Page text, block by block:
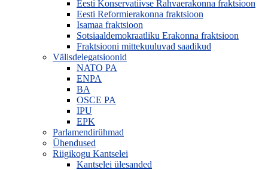
Eesti Konservatiivse Rahvaerakonna fraktsioon
Eesti Reformierakonna fraktsioon
Isamaa fraktsioon
Sotsiaaldemokraatliku Erakonna fraktsioon
Fraktsiooni mittekuuluvad saadikud
Välisdelegatsioonid
NATO PA
ENPA
BA
OSCE PA
IPU
EPK
Parlamendirühmad
Ühendused
Riigikogu Kantselei
Kantselei ülesanded